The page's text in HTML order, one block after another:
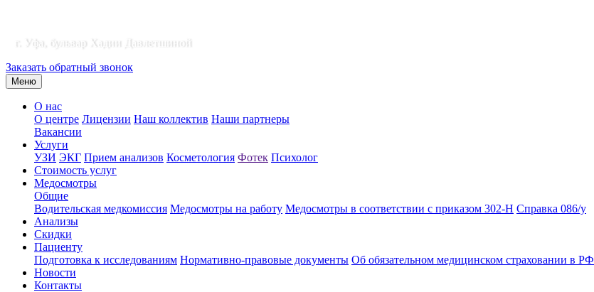
г. Уфа, бульвар Хадии Давлетшиной
Заказать обратный звонок
Меню
О нас
О центре Лицензии Наш коллектив Наши партнеры
Вакансии
Услуги
УЗИ ЭКГ Прием анализов Косметология Фотек Психолог
Стоимость услуг
Медосмотры
Общие
Водительская медкомиссия Медосмотры на работу Медосмотры в соответствии с приказом 302-Н Справка 086/у
Анализы
Скидки
Пациенту
Подготовка к исследованиям Нормативно-правовые документы Об обязательном медицинском страховании в РФ
Новости
Контакты